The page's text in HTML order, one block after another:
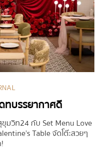
ทบรรยากาศดี
มวิท24 กับ Set Menu Love
Table จัดโต๊ะสวยๆ